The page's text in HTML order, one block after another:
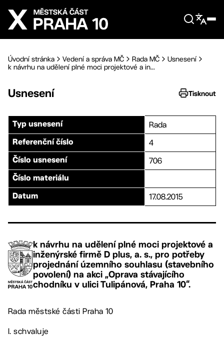
Přejít na hlavní obsah
Úvodní stránka Vedení a správa MČ Rada MČ
Usnesení
k návrhu na udělení plné moci projektové a in...
Usnesení Tisknout
Typ usnesení Rada
Referenční číslo 4
Číslo usnesení 706
Číslo materiálu
Datum 17.08.2015
k návrhu na udělení plné moci projektové a
inženýrské firmě D plus, a. s., pro potřeby
projednání územního souhlasu (stavebního
povolení) na akci „Oprava stávajícího
chodníku v ulici Tulipánová, Praha 10“.
Rada městské části Praha 10
I. schvaluje